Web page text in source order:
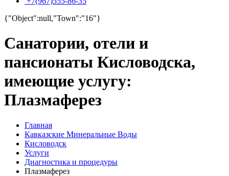
{"Object":null,"Town":"16"}
Санатории, отели и
пансионаты Кисловодска,
имеющие услугу:
Плазмаферез
Главная
Кавказские Минеральные Воды
Кисловодск
Услуги
Диагностика и процедуры
Плазмаферез